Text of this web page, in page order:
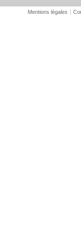
Mentions légales